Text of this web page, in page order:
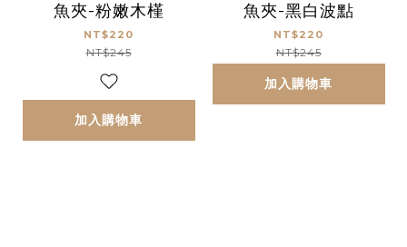
魚夾-粉嫩木槿
NT$220
NT$245
加入購物車
魚夾-黑白波點
NT$220
NT$245
加入購物車